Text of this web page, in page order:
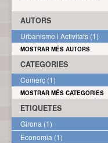
AUTORS
Urbanisme i Activitats (1)
MOSTRAR MÉS AUTORS
CATEGORIES
Comerç (1)
MOSTRAR MÉS CATEGORIES
ETIQUETES
Girona (1)
Economia (1)